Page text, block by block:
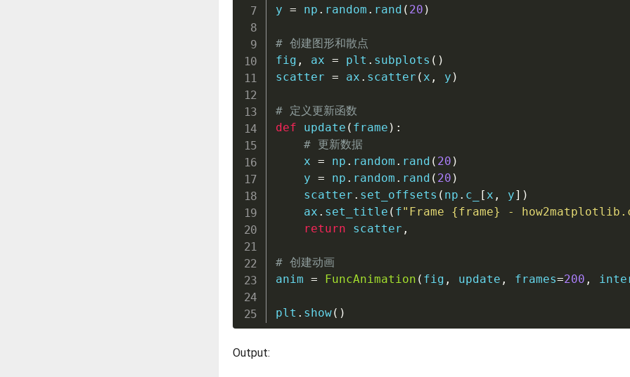
y = np . random . rand ( 20 )
# 创建图形和散点
fig , ax = plt . subplots ( )
scatter = ax . scatter ( x , y )
# 定义更新函数
def
update ( frame ) :
# 更新数据
    x
= np . random . rand ( 20 )
    y
= np . random . rand ( 20 )
    scatter
. set_offsets ( np . c_ [ x , y] )
    ax
. set_title ( f"Frame {frame} -
return scatter ,
# 创建动画
anim = FuncAnimation ( fig , update , frames=200 ,
plt . show( )
Output: